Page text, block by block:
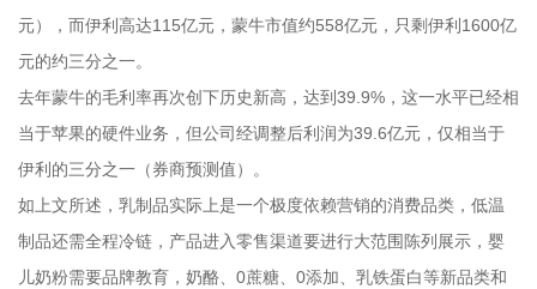
元），而伊利高达115亿元，蒙牛市值约558亿元，只剩伊利1600亿
元的约三分之一。
去年蒙牛的毛利率再次创下历史新高，达到39.9%，这一水平已经相
当于苹果的硬件业务，但公司经调整后利润为39.6亿元，仅相当于
伊利的三分之一（券商预测值）。
如上文所述，乳制品实际上是一个极度依赖营销的消费品类，低温
制品还需全程冷链，产品进入零售渠道要进行大范围陈列展示，婴
儿奶粉需要品牌教育，奶酪、0蔗糖、0添加、乳铁蛋白等新品类和